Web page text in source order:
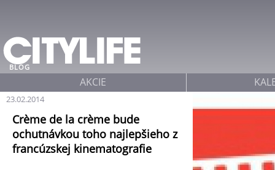
23.02.2014
BLOG
Crème de la crème bude
ochutnávkou toho najlepšieho z
francúzskej kinematografie
AKCIE